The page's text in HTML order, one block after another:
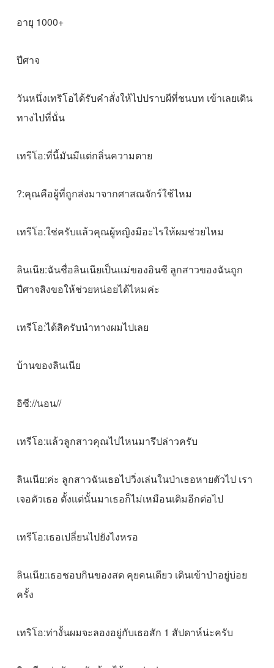
อายุ 1000+
ปีศาจ
วันหนึ่งเทริโอได้รับคำสั่งให้ไปปราบผีที่ชนบท เข้าเลยเดิน
ทางไปที่นั่น
เทรีโอ:ที่นี้มันมีเเต่กลิ่นความตาย
?:คุณคือผู้ที่ถูกส่งมาจากศาสณจักร์ใช้ไหม
เทรีโอ:ใช่ครับเเล้วคุณผู้หญิงมีอะไรให้ผมช่วยไหม
ลินเนีย:ฉันชื่อลินเนียเป็นเเม่ของอินซี ลูกสาวของฉันถูก
ปีศาจสิงขอให้ช่วยหน่อยได้ไหมค่ะ
เทรีโอ:ได้สิครับนําทางผมไปเลย
บ้านของลินเนีย
อิซี://นอน//
เทรีโอ:เเล้วลูกสาวคุณไปไหนมารึปล่าวครับ
ลินเนีย:ค่ะ ลูกสาวฉันเธอไปวิ่งเล่นในป่าเธอหายตัวไป เรา
เจอตัวเธอ ตั้งเเต่นั้นมาเธอก็ไม่เหมือนเดิมอีกต่อไป
เทรีโอ:เธอเปลี่ยนไปยังไงหรอ
ลินเนีย:เธอชอบกินของสด คุยคนเดียว เดินเข้าป่าอยู่บ่อย
ครั้ง
เทริโอ:ท่างั้นผมจะลองอยู่กับเธอสัก 1 สัปดาห์น่ะครับ